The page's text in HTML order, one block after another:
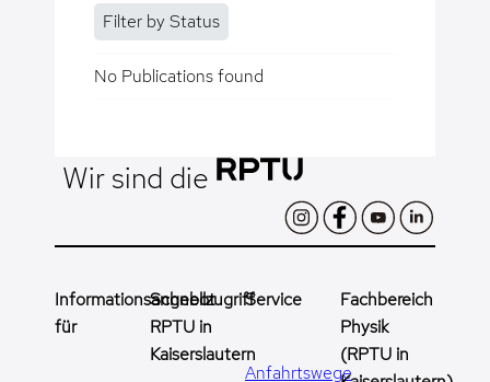
Filter by Status
No Publications found
Wir sind die
Informationsangebot
für
Schnellzugriff
RPTU in
Kaiserslautern
Service
Anfahrtswege
Fachbereich
Physik
(RPTU in